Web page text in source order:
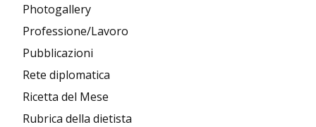
Photogallery
Professione/Lavoro
Pubblicazioni
Rete diplomatica
Ricetta del Mese
Rubrica della dietista